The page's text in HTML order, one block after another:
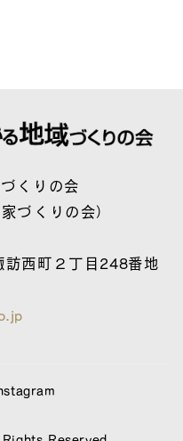
くりの会
づくりの会）
西町２丁目248番地